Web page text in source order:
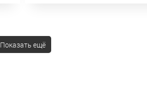
Показать ещё